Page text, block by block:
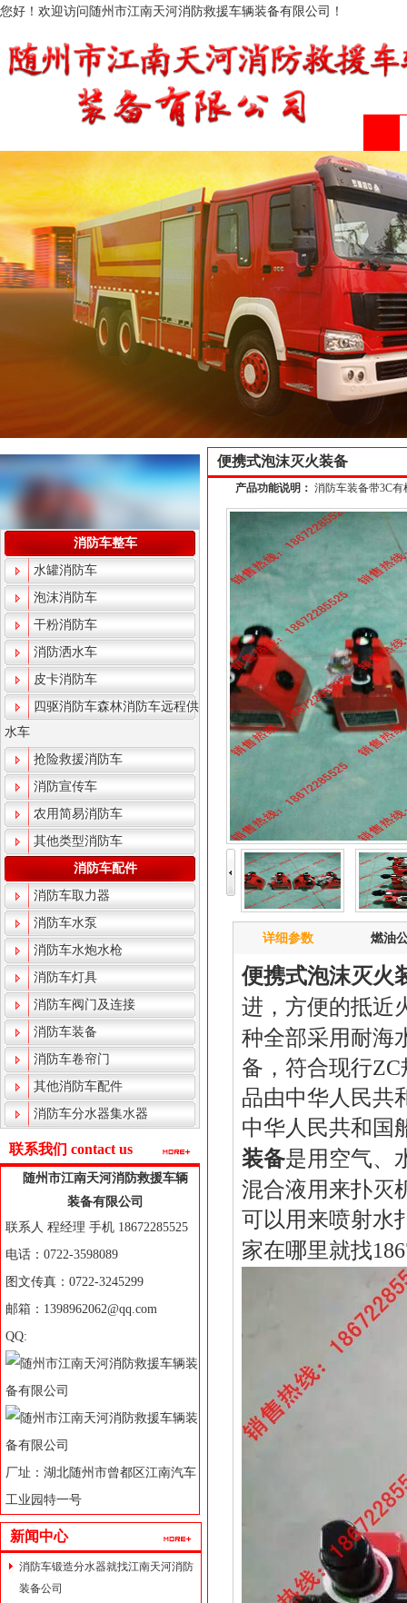
您好！欢迎访问随州市江南天河消防救援车辆装备有限公司！
消防车整车
水罐消防车
泡沫消防车
干粉消防车
消防洒水车
皮卡消防车
四驱消防车森林消防车远程供
水车
抢险救援消防车
消防宣传车
农用简易消防车
其他类型消防车
消防车配件
消防车取力器
消防车水泵
消防车水炮水枪
消防车灯具
消防车阀门及连接
消防车装备
消防车卷帘门
其他消防车配件
消防车分水器集水器
联系我们 contact us
随州市江南天河消防救援车辆
装备有限公司
联系人 程经理 手机 18672285525
电话：0722-3598089
图文传真：0722-3245299
邮箱：1398962062@qq.com
QQ:
厂址：湖北随州市曾都区江南汽车
工业园特一号
新闻中心
消防车锻造分水器就找江南天河消防
装备公司
便携式泡沫灭火装备
产品功能说明： 消防车装备带3C
详细参数 燃油
便携式泡沫灭火
进，方便的抵近
种全部采用耐海
备，符合现行
品由中华人民共
中华人民共和国
装备是用空气、
混合液用来扑灭
可以用来喷射水
家在哪里就找